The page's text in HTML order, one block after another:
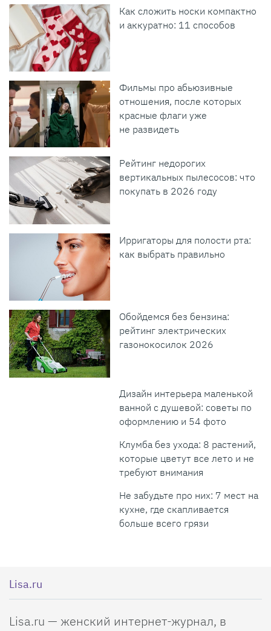
Как сложить носки компактно
и аккуратно: 11 способов
Фильмы про абьюзивные
отношения, после которых
красные флаги уже
не развидеть
Рейтинг недорогих
вертикальных пылесосов: что
покупать в 2026 году
Ирригаторы для полости рта:
как выбрать правильно
Обойдемся без бензина:
рейтинг электрических
газонокосилок 2026
Дизайн интерьера маленькой
ванной с душевой: советы по
оформлению и 54 фото
Клумба без ухода: 8 растений,
которые цветут все лето и не
требуют внимания
Не забудьте про них: 7 мест на
кухне, где скапливается
больше всего грязи
Lisa.ru
Lisa.ru — женский интернет-журнал, в